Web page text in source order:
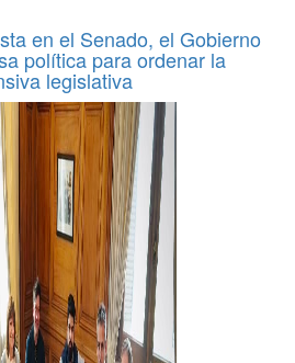
en el Senado, el Gobierno
política para ordenar la
legislativa